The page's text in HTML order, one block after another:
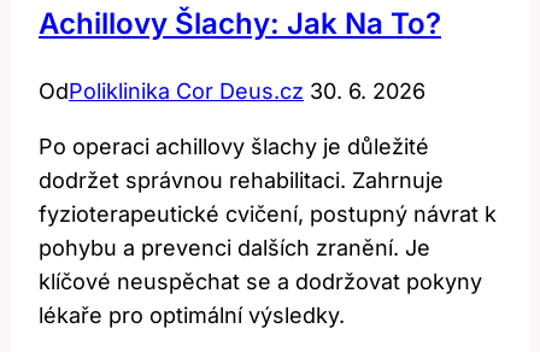
Achillovy Šlachy: Jak Na To?
OdPoliklinika Cor Deus.cz 30. 6. 2026
Po operaci achillovy šlachy je důležité
dodržet správnou rehabilitaci. Zahrnuje
fyzioterapeutické cvičení, postupný návrat k
pohybu a prevenci dalších zranění. Je
klíčové neuspěchat se a dodržovat pokyny
lékaře pro optimální výsledky.